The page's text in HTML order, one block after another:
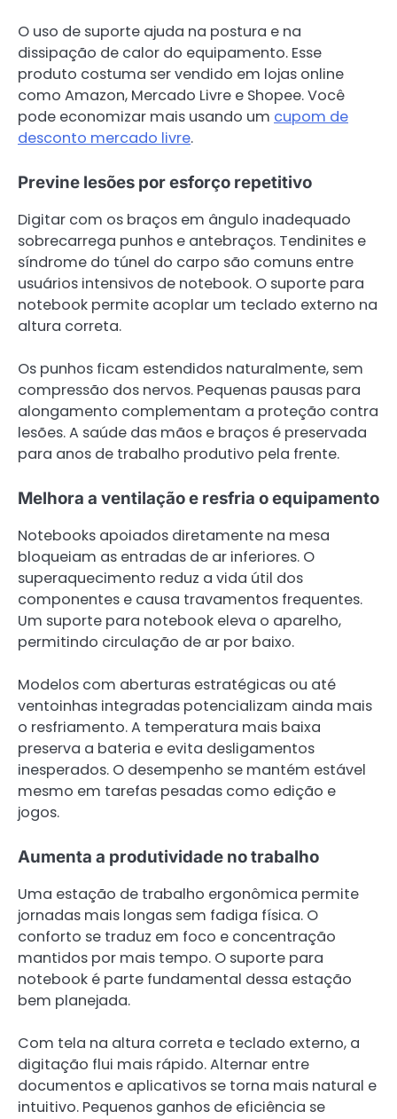
O uso de suporte ajuda na postura e na
dissipação de calor do equipamento. Esse
produto costuma ser vendido em lojas online
como Amazon, Mercado Livre e Shopee. Você
pode economizar mais usando um cupom de
desconto mercado livre.
Previne lesões por esforço repetitivo
Digitar com os braços em ângulo inadequado
sobrecarrega punhos e antebraços. Tendinites e
síndrome do túnel do carpo são comuns entre
usuários intensivos de notebook. O suporte para
notebook permite acoplar um teclado externo na
altura correta.
Os punhos ficam estendidos naturalmente, sem
compressão dos nervos. Pequenas pausas para
alongamento complementam a proteção contra
lesões. A saúde das mãos e braços é preservada
para anos de trabalho produtivo pela frente.
Melhora a ventilação e resfria o equipamento
Notebooks apoiados diretamente na mesa
bloqueiam as entradas de ar inferiores. O
superaquecimento reduz a vida útil dos
componentes e causa travamentos frequentes.
Um suporte para notebook eleva o aparelho,
permitindo circulação de ar por baixo.
Modelos com aberturas estratégicas ou até
ventoinhas integradas potencializam ainda mais
o resfriamento. A temperatura mais baixa
preserva a bateria e evita desligamentos
inesperados. O desempenho se mantém estável
mesmo em tarefas pesadas como edição e
jogos.
Aumenta a produtividade no trabalho
Uma estação de trabalho ergonômica permite
jornadas mais longas sem fadiga física. O
conforto se traduz em foco e concentração
mantidos por mais tempo. O suporte para
notebook é parte fundamental dessa estação
bem planejada.
Com tela na altura correta e teclado externo, a
digitação flui mais rápido. Alternar entre
documentos e aplicativos se torna mais natural e
intuitivo. Pequenos ganhos de eficiência se